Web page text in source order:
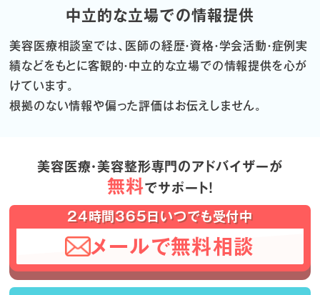
中立的な立場での情報提供
美容医療相談室では、医師の経歴・資格・学会活動・症例実
績などをもとに客観的・中立的な立場での情報提供を心が
けています。
根拠のない情報や偏った評価はお伝えしません。
美容医療・美容整形専門のアドバイザーが
無料でサポート！
24時間365日いつでも受付中
メールで無料相談